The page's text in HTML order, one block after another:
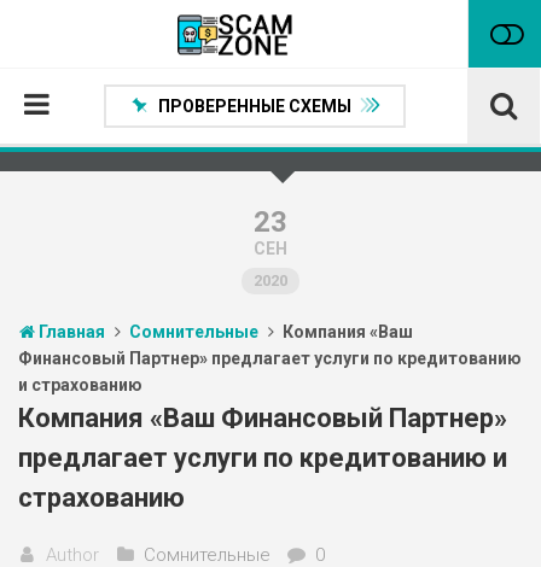
Проверенные способы заработка
Статьи
Партнеры
ПРОВЕРЕННЫЕ СХЕМЫ
23
СЕН
2020
Главная Сомнительные
Компания «Ваш
Финансовый Партнер» предлагает услуги по кредитованию
и страхованию
Компания «Ваш Финансовый Партнер»
предлагает услуги по кредитованию и
страхованию
Author Сомнительные 0